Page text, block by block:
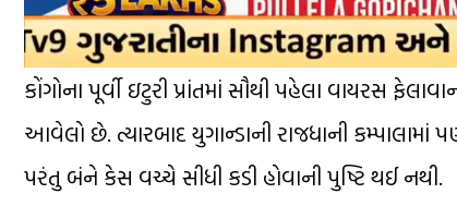
કોંગોના પૂર્વી ઇટુરી પ્રાંતમાં સૌથી પહેલા વાયરસ
આવેલો છે. ત્યારબાદ યુગાન્ડાની રાજધાની
પરંતુ બંને કેસ વચ્ચે સીધી કડી હોવાની પુષ્ટિ થઈ નથી.